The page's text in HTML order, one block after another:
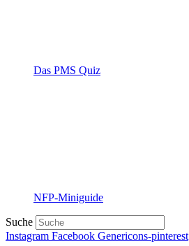
Das PMS Quiz
NFP-Miniguide
Suche
Instagram Facebook Genericons-pinterest